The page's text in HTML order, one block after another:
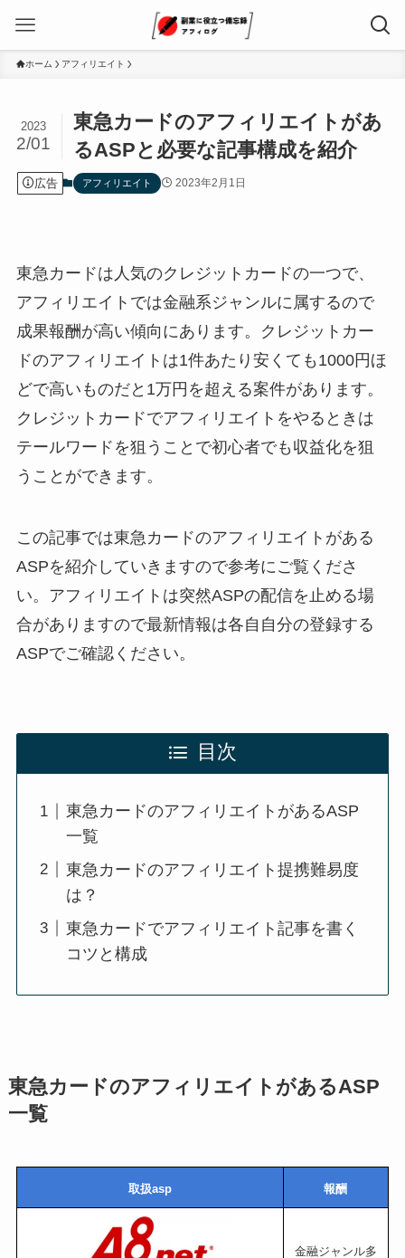
ホーム アフィリエイト
東急カードのアフィリエイトがあ
るASPと必要な記事構成を紹介
2023
2/01
広告 アフィリエイト 2023年2月1日
東急カードは人気のクレジットカードの一つで、
アフィリエイトでは金融系ジャンルに属するので
成果報酬が高い傾向にあります。クレジットカー
ドのアフィリエイトは1件あたり安くても1000円ほ
どで高いものだと1万円を超える案件があります。
クレジットカードでアフィリエイトをやるときは
テールワードを狙うことで初心者でも収益化を狙
うことができます。
この記事では東急カードのアフィリエイトがある
ASPを紹介していきますので参考にご覧くださ
い。アフィリエイトは突然ASPの配信を止める場
合がありますので最新情報は各自自分の登録する
ASPでご確認ください。
目次
東急カードのアフィリエイトがあるASP
一覧
東急カードのアフィリエイト提携難易度
は？
東急カードでアフィリエイト記事を書く
コツと構成
東急カードのアフィリエイトがあるASP
一覧
取扱asp 報酬
金融ジャンル多